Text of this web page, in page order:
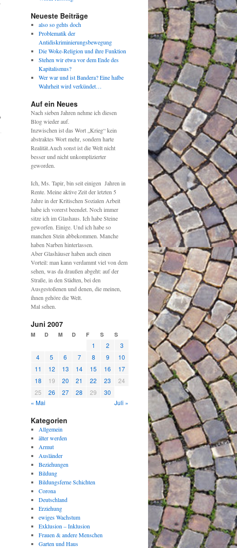
Neueste Beiträge
also so gehts doch
Problematik der
Antidiskriminierungsbewegung
Die Woke-Religion und ihre Funktion
Stehen wir etwa vor dem Ende des
Kapitalismus?
Wer war und ist Bandera? Eine halbe
Wahrheit wird verkündet…
Auf ein Neues
Nach sieben Jahren nehme ich diesen
Blog wieder auf.
Inzwischen ist das Wort „Krieg“ kein
abstraktes Wort mehr, sondern harte
Realität.Auch sonst ist die Welt nicht
besser und nicht unkomplizierter
geworden.
Ich, Ms. Tapir, bin seit einigen Jahren in
Rente. Meine aktive Zeit der letzten 5
Jahre in der Kritischen Sozialen Arbeit
habe ich vorerst beendet. Noch immer
sitze ich im Glashaus. Ich habe Steine
geworfen. Einige. Und ich habe so
manchen Stein abbekommen. Manche
haben Narben hinterlassen.
Aber Glashäuser haben auch einen
Vorteil: man kann verdammt viel von dem
sehen, was da draußen abgeht: auf der
Straße, in den Städten, bei den
Ausgestoßenen und denen, die meinen,
ihnen gehöre die Welt.
Mal sehen.
Juni 2007
M D M D F S S
1 2
3
4
5 6 7 8 9
10
11
12 13 14 15 16
17
18
19 20 21 22 23
24
25
26 27 28 29
30
« Mai
Juli »
Kategorien
Allgemein
älter werden
Armut
Ausländer
Beziehungen
Bildung
Bildungsferne Schichten
Corona
Deutschland
Erziehung
ewiges Wachstum
Exklusion – Inklusion
Frauen & andere Menschen
Garten und Haus